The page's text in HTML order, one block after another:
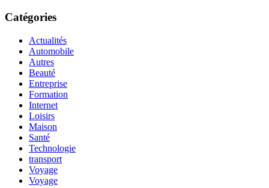
Catégories
Actualités
Automobile
Autres
Beauté
Entreprise
Formation
Internet
Loisirs
Maison
Santé
Technologie
transport
Voyage
Voyage